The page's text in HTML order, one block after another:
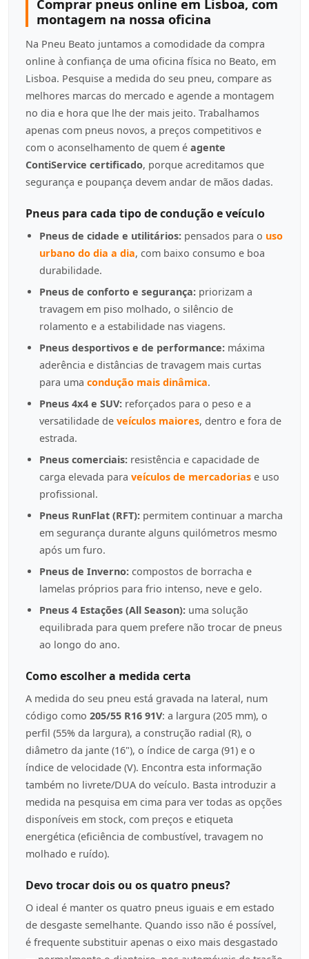
Comprar pneus online em Lisboa, com
montagem na nossa oficina
Na Pneu Beato juntamos a comodidade da compra
online à confiança de uma oficina física no Beato, em
Lisboa. Pesquise a medida do seu pneu, compare as
melhores marcas do mercado e agende a montagem
no dia e hora que lhe der mais jeito. Trabalhamos
apenas com pneus novos, a preços competitivos e
com o aconselhamento de quem é agente
ContiService certificado, porque acreditamos que
segurança e poupança devem andar de mãos dadas.
Pneus para cada tipo de condução e veículo
Pneus de cidade e utilitários: pensados para o uso
urbano do dia a dia, com baixo consumo e boa
durabilidade.
Pneus de conforto e segurança: priorizam a
travagem em piso molhado, o silêncio de
rolamento e a estabilidade nas viagens.
Pneus desportivos e de performance: máxima
aderência e distâncias de travagem mais curtas
para uma condução mais dinâmica.
Pneus 4x4 e SUV: reforçados para o peso e a
versatilidade de veículos maiores, dentro e fora de
estrada.
Pneus comerciais: resistência e capacidade de
carga elevada para veículos de mercadorias e uso
profissional.
Pneus RunFlat (RFT): permitem continuar a marcha
em segurança durante alguns quilómetros mesmo
após um furo.
Pneus de Inverno: compostos de borracha e
lamelas próprios para frio intenso, neve e gelo.
Pneus 4 Estações (All Season): uma solução
equilibrada para quem prefere não trocar de pneus
ao longo do ano.
Como escolher a medida certa
A medida do seu pneu está gravada na lateral, num
código como 205/55 R16 91V: a largura (205 mm), o
perfil (55% da largura), a construção radial (R), o
diâmetro da jante (16"), o índice de carga (91) e o
índice de velocidade (V). Encontra esta informação
também no livrete/DUA do veículo. Basta introduzir a
medida na pesquisa em cima para ver todas as opções
disponíveis em stock, com preços e etiqueta
energética (eficiência de combustível, travagem no
molhado e ruído).
Devo trocar dois ou os quatro pneus?
O ideal é manter os quatro pneus iguais e em estado
de desgaste semelhante. Quando isso não é possível,
é frequente substituir apenas o eixo mais desgastado